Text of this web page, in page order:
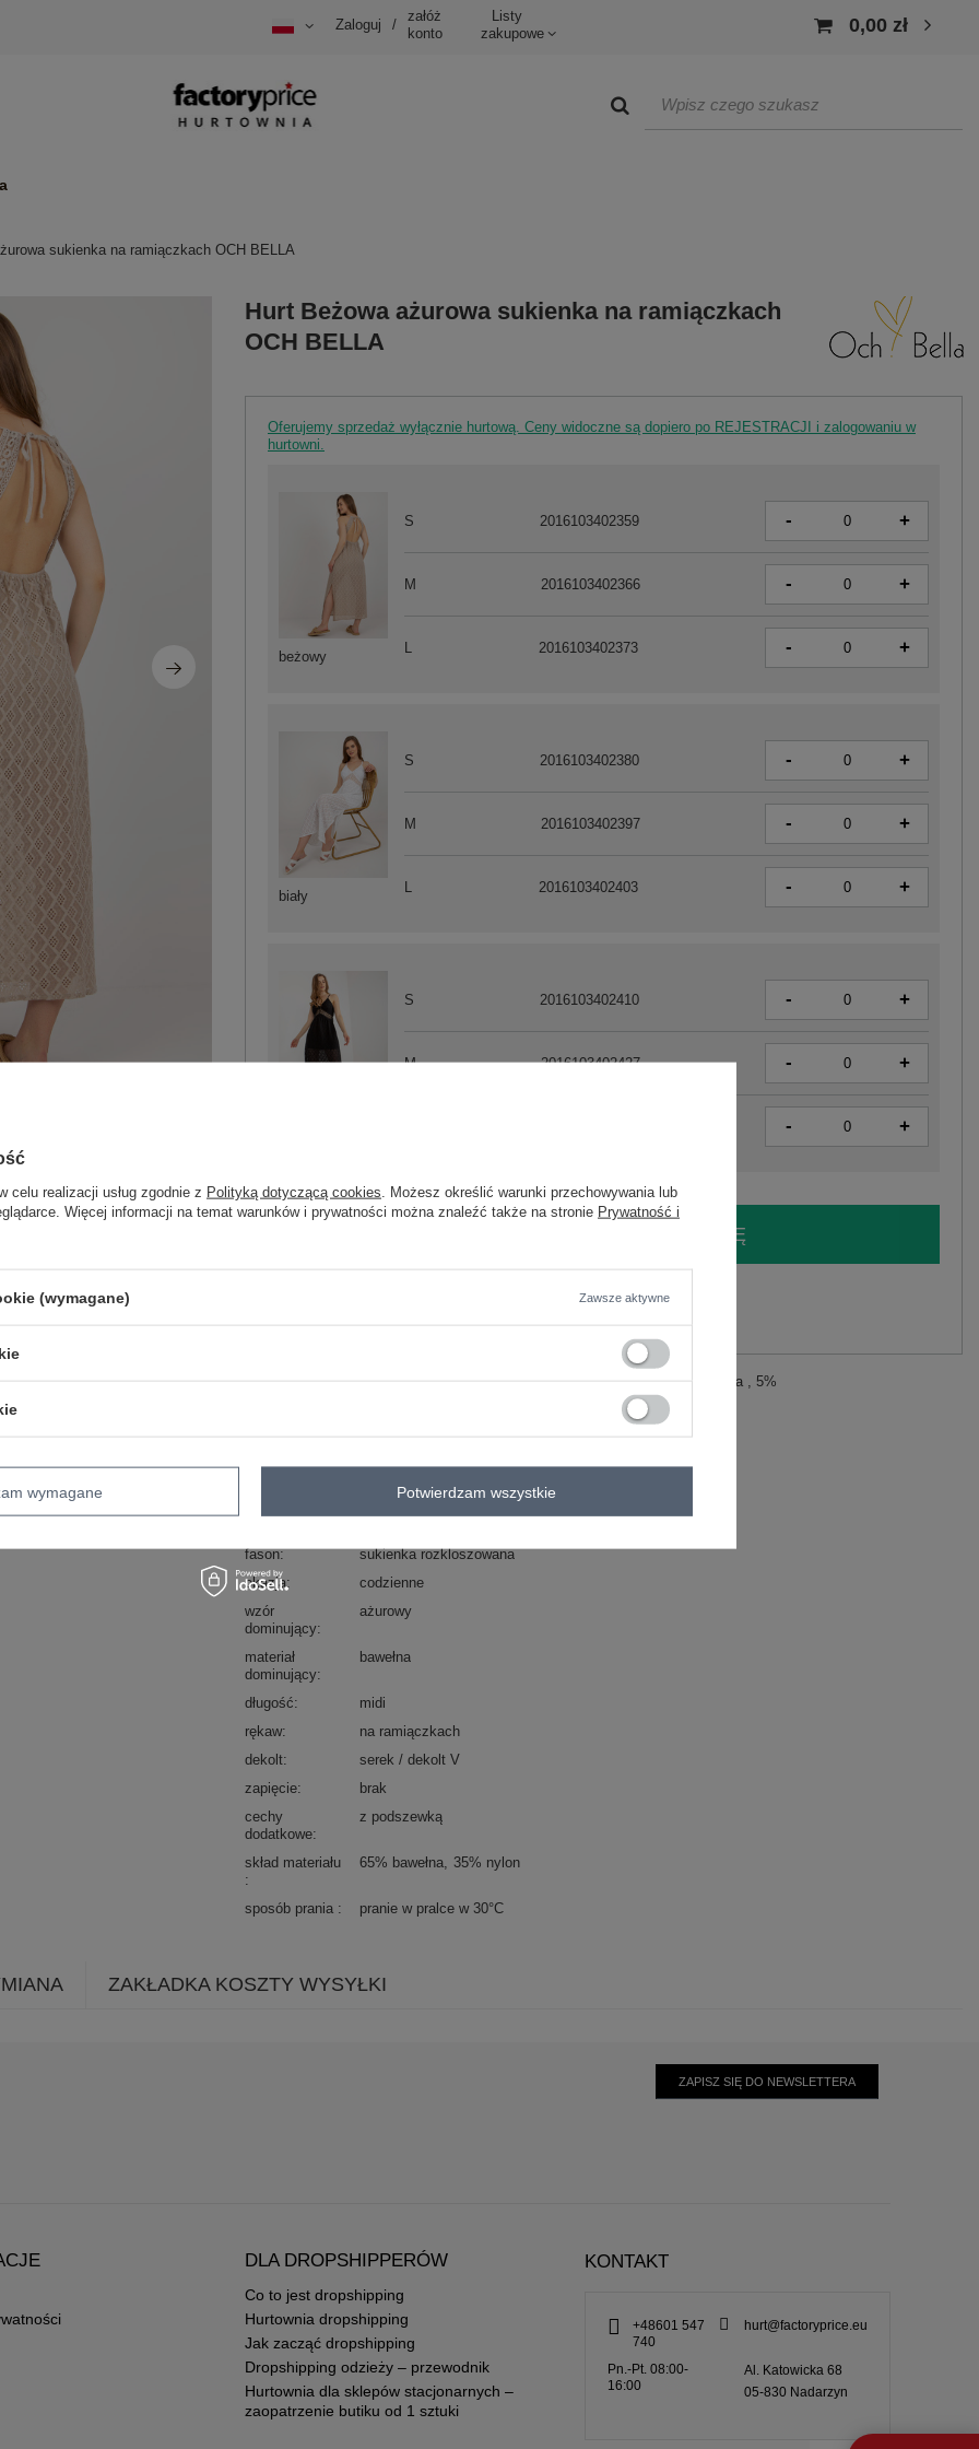
Zaloguj /
załóż
konto
Listy
zakupowe
0,00 zł
sukienka na ramiączkach OCH BELLA
Hurt Beżowa ażurowa sukienka na ramiączkach
OCH BELLA
Oferujemy sprzedaż wyłącznie hurtową. Ceny widoczne są dopiero po REJESTRACJI i zalogowaniu w
hurtowni.
biały
S 2016103402380 - +
M 2016103402397 - +
L 2016103402403 - +
beżowy
S 2016103402359 - +
M 2016103402366 - +
L 2016103402373 - +
S 2016103402410 - +
M 2016103402427 - +
- +
ZALOGUJ SIĘ I ZOBACZ CENĘ
skład materiału : wierzch: 65% bawełna, 35% nylon; podszewka: 95% wiskoza , 5%
Kod produktu
TW-SK-BI-8676.22
OCH BELLA
fason
sukienka rozkloszowana
okazja
codzienne
wzór
dominujący
ażurowy
materiał
dominujący
bawełna
długość
midi
rękaw
na ramiączkach
dekolt
serek / dekolt V
zapięcie
brak
cechy
dodatkowe
z podszewką
skład materiału 65% bawełna 35% nylon
sposób prania pranie w pralce w 30°C
ZAKŁADKA KOSZTY WYSYŁKI
ZAPISZ SIĘ DO NEWSLETTERA
DLA DROPSHIPPERÓW
Co to jest dropshipping
Hurtownia dropshipping
Jak zacząć dropshipping
Dropshipping odzieży – przewodnik
Hurtownia dla sklepów stacjonarnych –
zaopatrzenie butiku od 1 sztuki
KONTAKT
+48601 547
740
hurt@factoryprice.eu
Pn.-Pt. 08:00-
16:00
Al. Katowicka 68
05-830 Nadarzyn
celu realizacji usług zgodnie z Polityką dotyczącą cookies . Możesz określić warunki przechowywania lub
Więcej informacji na temat warunków i prywatności można znaleźć także na stronie Prywatność i
(wymagane) Zawsze aktywne
wymagane Potwierdzam wszystkie